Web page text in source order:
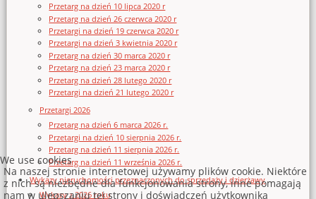
Przetarg na dzień 10 lipca 2020 r
Przetarg na dzień 26 czerwca 2020 r
Przetargi na dzień 19 czerwca 2020 r
Przetargi na dzień 3 kwietnia 2020 r
Przetarg na dzień 30 marca 2020 r
Przetarg na dzień 23 marca 2020 r
Przetarg na dzień 28 lutego 2020 r
Przetargi na dzień 21 lutego 2020 r
Przetargi 2026
Przetarg na dzień 6 marca 2026 r.
Przetargi na dzień 10 sierpnia 2026 r.
Przetarg na dzień 11 sierpnia 2026 r.
Przetarg na dzień 11 września 2026 r.
Wykazy nieruchomości przeznaczonych do sprzedaży i dzierżawy
Wykazy z 2026 roku
We use cookies
Na naszej stronie internetowej używamy plików cookie. Niektóre
z nich są niezbędne dla funkcjonowania strony, inne pomagają
nam w ulepszaniu tej strony i doświadczeń użytkownika